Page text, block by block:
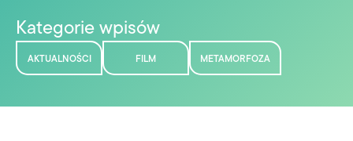
Kategorie wpisów
AKTUALNOŚCI FILM METAMORFOZA